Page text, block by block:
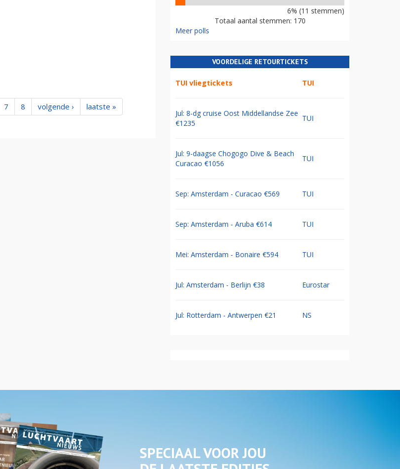
7 8 volgende › laatste »
6% (11 stemmen)
Totaal aantal stemmen: 170
Meer polls
VOORDELIGE RETOURTICKETS
TUI vliegtickets TUI
Jul: 8-dg cruise Oost Middellandse Zee
€1235
TUI
Jul: 9-daagse Chogogo Dive & Beach
Curacao €1056
TUI
Sep: Amsterdam - Curacao €569 TUI
Sep: Amsterdam - Aruba €614 TUI
Mei: Amsterdam - Bonaire €594 TUI
Jul: Amsterdam - Berlijn €38 Eurostar
Jul: Rotterdam - Antwerpen €21 NS
SPECIAAL VOOR JOU